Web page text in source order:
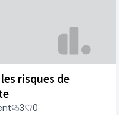
risques de
3 0